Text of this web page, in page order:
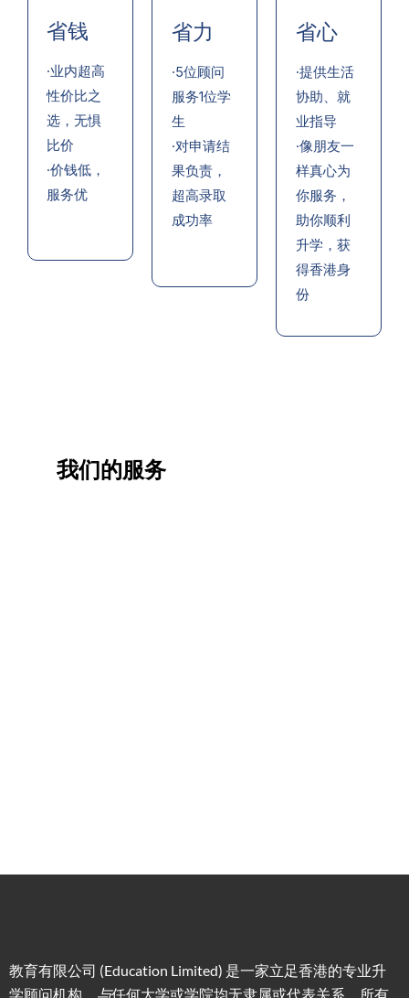
省钱
·业内超高
性价比之
选，无惧
比价
·价钱低，
服务优
省力
·5位顾问
服务1位学
生
·对申请结
果负责，
超高录取
成功率
省心
·提供生活
协助、就
业指导
·像朋友一
样真心为
你服务，
助你顺利
升学，获
得香港身
份
我们的服务
教育有限公司 (Education Limited) 是一家立足香港的专业升
学顾问机构， 与任何大学或学院均无隶属或代表关系。所有